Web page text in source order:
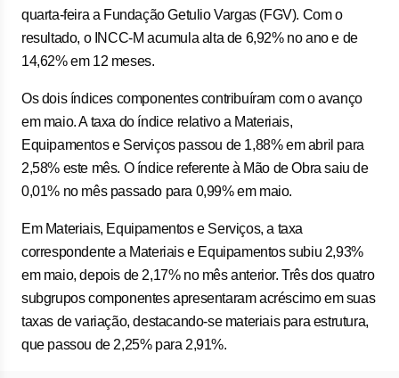
quarta-feira a Fundação Getulio Vargas (FGV). Com o
resultado, o INCC-M acumula alta de 6,92% no ano e de
14,62% em 12 meses.
Os dois índices componentes contribuíram com o avanço
em maio. A taxa do índice relativo a Materiais,
Equipamentos e Serviços passou de 1,88% em abril para
2,58% este mês. O índice referente à Mão de Obra saiu de
0,01% no mês passado para 0,99% em maio.
Em Materiais, Equipamentos e Serviços, a taxa
correspondente a Materiais e Equipamentos subiu 2,93%
em maio, depois de 2,17% no mês anterior. Três dos quatro
subgrupos componentes apresentaram acréscimo em suas
taxas de variação, destacando-se materiais para estrutura,
que passou de 2,25% para 2,91%.